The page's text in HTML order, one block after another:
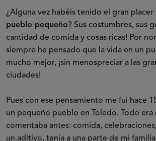
¿Alguna vez habéis tenido el gran placer
pueblo pequeño? Sus costumbres, sus
cantidad de comida y cosas ricas! Por
siempre he pensado que la vida en un
mucho mejor, ¡sin menospreciar a las
ciudades!
Pues con ese pensamiento me fui hace
un pequeño pueblo en Toledo. Todo era
comentaba antes: comida,
un aditivo, tenía a una parte de mi